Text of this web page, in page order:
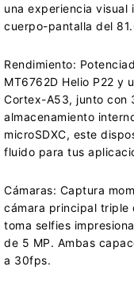
una experiencia visual
cuerpo-pantalla del
Rendimiento:
MT6762D Helio P22 y
Cortex-A53, junto con
almacenamiento
microSDXC, este
fluido para tus
Cámaras: Captura
cámara principal triple
toma selfies
de 5 MP. Ambas
a 30fps.